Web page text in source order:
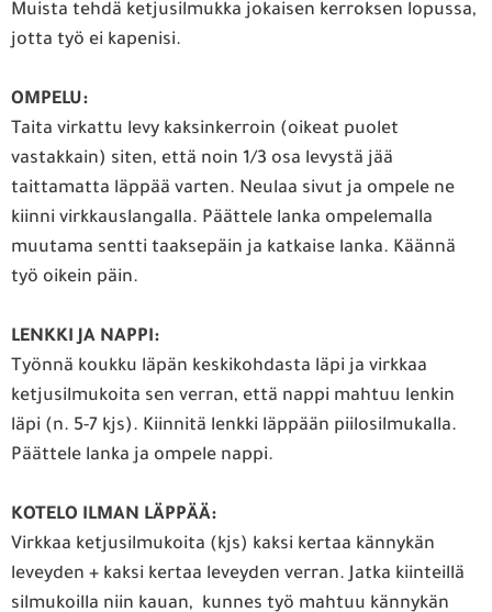
Muista tehdä ketjusilmukka jokaisen kerroksen lopussa,
jotta työ ei kapenisi.
OMPELU:
Taita virkattu levy kaksinkerroin (oikeat puolet
vastakkain) siten, että noin 1/3 osa levystä jää
taittamatta läppää varten. Neulaa sivut ja ompele ne
kiinni virkkauslangalla. Päättele lanka ompelemalla
muutama sentti taaksepäin ja katkaise lanka. Käännä
työ oikein päin.
LENKKI JA NAPPI:
Työnnä koukku läpän keskikohdasta läpi ja virkkaa
ketjusilmukoita sen verran, että nappi mahtuu lenkin
läpi (n. 5-7 kjs). Kiinnitä lenkki läppään piilosilmukalla.
Päättele lanka ja ompele nappi.
KOTELO ILMAN LÄPPÄÄ:
Virkkaa ketjusilmukoita (kjs) kaksi kertaa kännykän
leveyden + kaksi kertaa leveyden verran. Jatka kiinteillä
silmukoilla niin kauan, kunnes työ mahtuu kännykän